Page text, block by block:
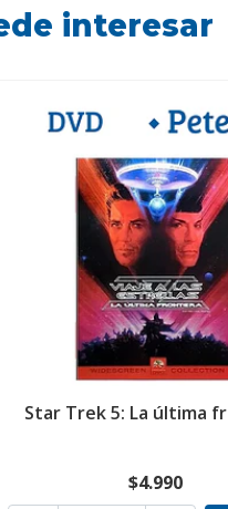
interesar
Star Trek 5: La última
$4.990